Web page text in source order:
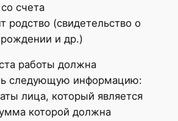
счета
родство (свидетельство о
и др.)
работы должна
следующую информацию:
лица, который является
которой должна